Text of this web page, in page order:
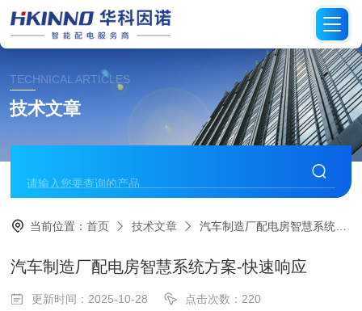
TECHNICAL ARTICLES
技术文章
当前位置：首页 技术文章 汽车制造厂配电房智慧系统方案-快速响应
汽车制造厂配电房智慧系统方案-快速响应
更新时间：2025-10-28 点击次数：220